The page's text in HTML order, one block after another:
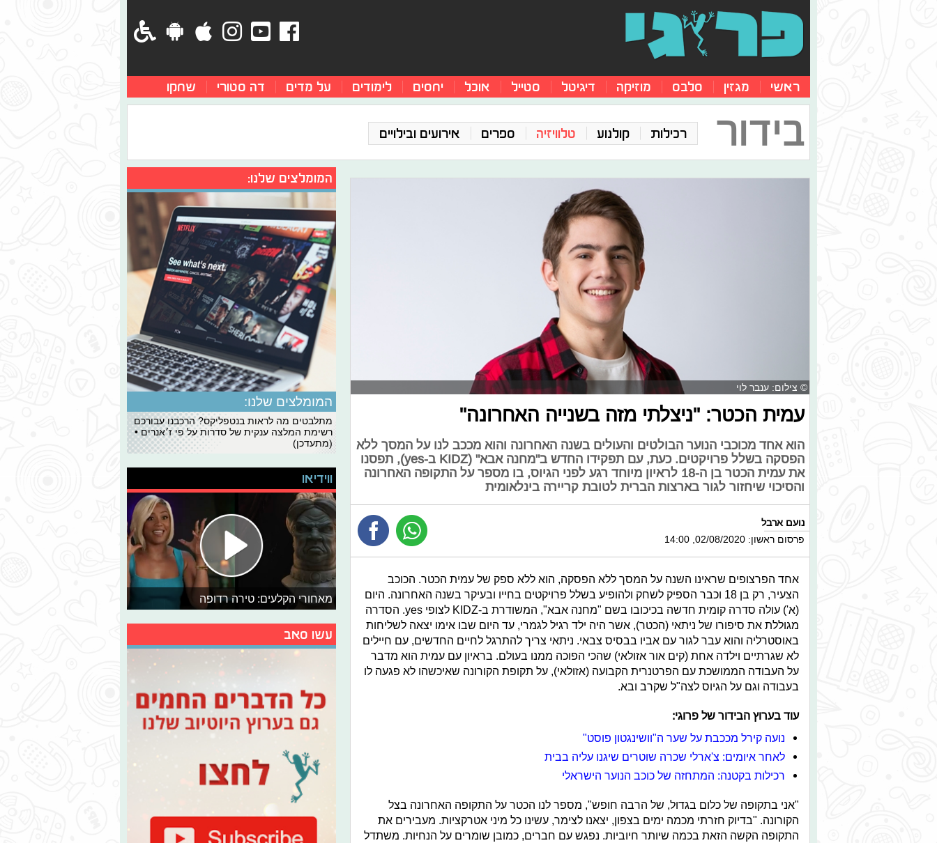
ראשי מגזין סלבס מוזיקה דיגיטל סטייל אוכל יחסים לימודים על מדים דה סטורי שחקו
בידור רכילות קולנוע טלוויזיה ספרים אירועים ובילויים
© צילום: ענבר לוי
עמית הכטר: "ניצלתי מזה בשנייה האחרונה"
הוא אחד מכוכבי הנוער הבולטים והעולים בשנה האחרונה והוא מככב לנו על המסך ללא
הפסקה בשלל פרויקטים. כעת, עם תפקידו החדש ב"מחנה אבא" (KIDZ ב-yes), תפסנו
את עמית הכטר בן ה-18 לראיון מיוחד רגע לפני הגיוס, בו מספר על התקופה האחרונה
והסיכוי שיחזור לגור בארצות הברית לטובת קריירה בינלאומית
נועם ארבל
פרסום ראשון: 02/08/2020, 14:00
אחד הפרצופים שראינו השנה על המסך ללא הפסקה, הוא ללא ספק של עמית הכטר. הכוכב
הצעיר, רק בן 18 וכבר הספיק לשחק ולהופיע בשלל פרויקטים בחייו ובעיקר בשנה האחרונה. היום
(א') עולה סדרה קומית חדשה בכיכובו בשם "מחנה אבא", המשודרת ב-KIDZ לצופי yes. הסדרה
מגוללת את סיפורו של ניתאי (הכטר), אשר היה ילד רגיל לגמרי, עד היום שבו אימו יצאה לשליחות
באוסטרליה והוא עבר לגור עם אביו בבסיס צבאי. ניתאי צריך להתרגל לחיים החדשים, עם חיילים
לא שגרתיים וילדה אחת (קים אור אזולאי) שהכי הפוכה ממנו בעולם. בראיון עם עמית הוא מדבר
על העבודה הממושכת עם הפרטנרית הקבועה (אזולאי), על תקופת הקורונה שאיכשהו לא פגעה לו
בעבודה וגם על הגיוס לצה"ל שקרב ובא.
עוד בערוץ הבידור של פרוגי:
נועה קירל מככבת על שער ה"וושינגטון פוסט"
לאחר איומים: צ'ארלי שכרה שוטרים שיגנו עליה בבית
רכילות בקטנה: המתחזה של כוכב הנוער הישראלי
"אני בתקופה של כלום בגדול, של הרבה חופש", מספר לנו הכטר על התקופה האחרונה בצל
הקורונה. "בדיוק חזרתי מכמה ימים בצפון, יצאנו לצימר, עשינו כל מיני אטרקציות. מעבירים את
התקופה הקשה הזאת בכמה שיותר חיוביות. נפגש עם חברים, כמובן שומרים על הנחיות. משתדל
המומלצים שלנו:
המומלצים שלנו:
מתלבטים מה לראות בנטפליקס? הרכבנו עבורכם
רשימת המלצה ענקית של סדרות על פי ז׳אנרים •
(מתעדכן)
ווידיאו
מאחורי הקלעים: טירה רדופה
עשו סאב